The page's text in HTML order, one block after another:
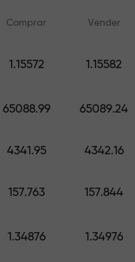
—
Comprar Vender
1.15572 1.15582
65088.99 65089.24
4341.95 4342.16
157.763 157.844
1.34876 1.34976
Cursos online
cursos e webinars para